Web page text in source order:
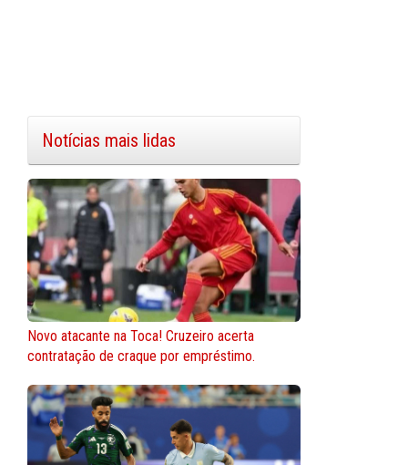
Notícias mais lidas
Novo atacante na Toca! Cruzeiro acerta
contratação de craque por empréstimo.